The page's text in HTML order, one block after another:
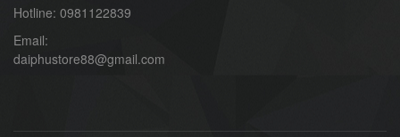
Hotline: 0981122839
Email:
daiphustore88@gmail.com